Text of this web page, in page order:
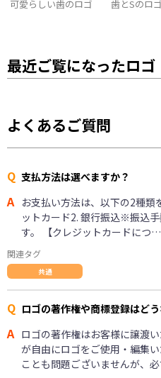
可愛らしい歯のロゴ 歯とSのロゴ
最近ご覧になったロゴ
よくあるご質問
Q 支払方法は選べますか？
A お支払い方法は、以下の2種類
ットカード2. 銀行振込※振込
す。 【クレジットカードにつ…
関連タグ
共通
Q ロゴの著作権や商標登録はど
A ロゴの著作権はお客様に譲渡
が自由にロゴをご使用・編集
ことも問題ございませんが、